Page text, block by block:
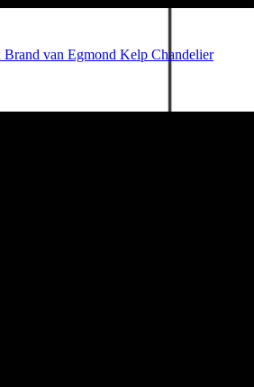
van Egmond Kelp Chandelier